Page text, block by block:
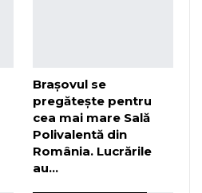
Brașovul se
pregătește pentru
cea mai mare Sală
Polivalentă din
România. Lucrările
au…